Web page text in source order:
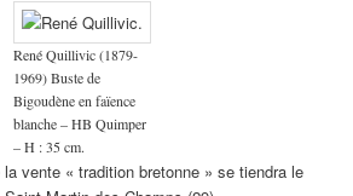
René Quillivic (1879-
1969) Buste de
Bigoudène en faïence
blanche – HB Quimper
– H : 35 cm.
vente « tradition bretonne » se tiendra le